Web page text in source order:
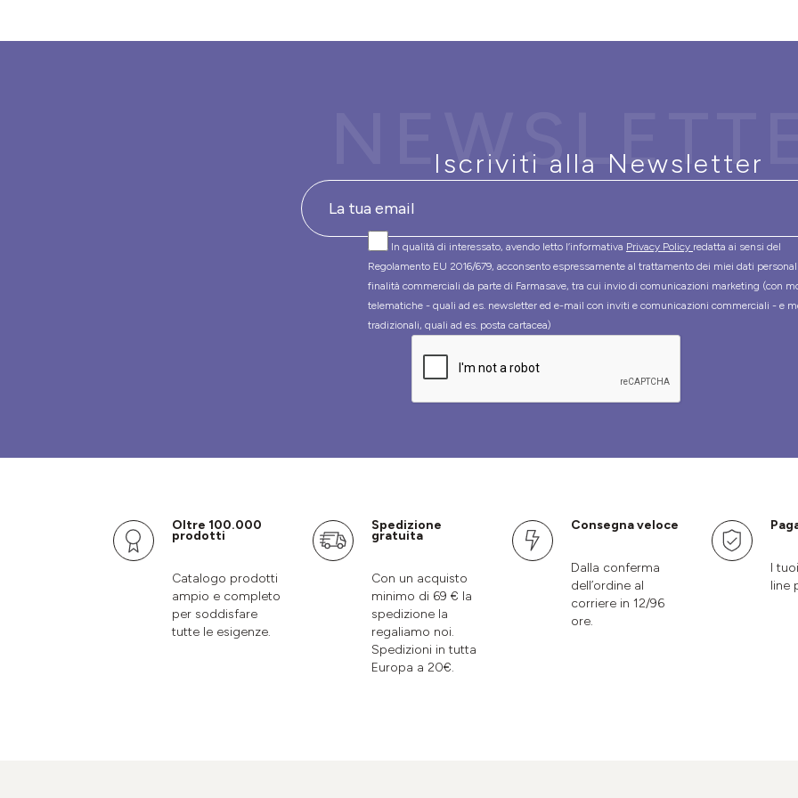
Iscriviti alla Newsletter
In qualità di interessato, avendo letto l’informativa Privacy Policy redatta ai sensi del
Regolamento EU 2016/679, acconsento espressamente al trattamento dei miei dati
finalità commerciali da parte di Farmasave, tra cui invio di comunicazioni marketing (con
telematiche - quali ad es. newsletter ed e-mail con inviti e comunicazioni commerciali - e
tradizionali, quali ad es. posta cartacea)
Oltre 100.000
prodotti
Catalogo prodotti
ampio e completo
per soddisfare
tutte le esigenze.
Spedizione
gratuita
Con un acquisto
minimo di 69 € la
spedizione la
regaliamo noi.
Spedizioni in tutta
Europa a 20€.
Consegna veloce
Dalla conferma
dell’ordine al
corriere in 12/96
ore.
I
line